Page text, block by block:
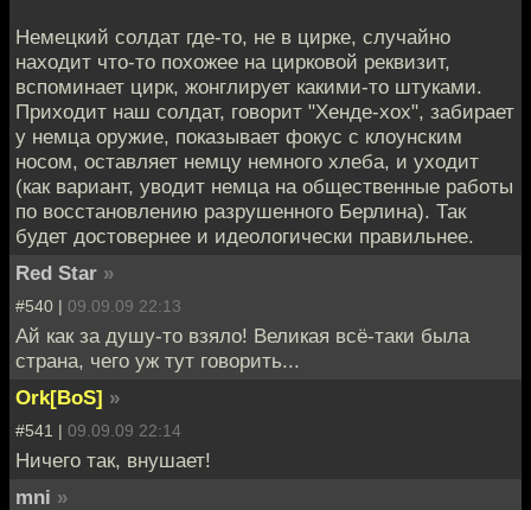
Немецкий солдат где-то, не в цирке, случайно
находит что-то похожее на цирковой реквизит,
вспоминает цирк, жонглирует какими-то штуками.
Приходит наш солдат, говорит "Хенде-хох", забирает
у немца оружие, показывает фокус с клоунским
носом, оставляет немцу немного хлеба, и уходит
(как вариант, уводит немца на общественные работы
по восстановлению разрушенного Берлина). Так
будет достовернее и идеологически правильнее.
Red Star »
#540 | 09.09.09 22:13
Ай как за душу-то взяло! Великая всё-таки была
страна, чего уж тут говорить...
Ork[BoS] »
#541 | 09.09.09 22:14
Ничего так, внушает!
mni »